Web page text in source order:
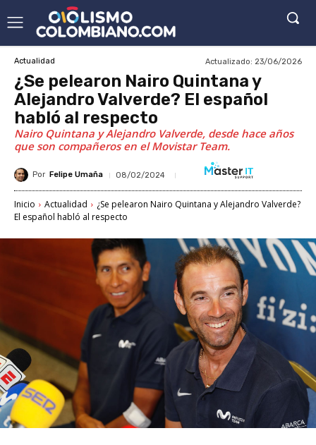
Actualidad Actualizado: 23/06/2026
¿Se pelearon Nairo Quintana y
Alejandro Valverde? El español
habló al respecto
Nairo Quintana y Alejandro Valverde, desde hace años
que son compañeros en el Movistar Team.
Por Felipe Umaña 08/02/2024
Inicio Actualidad
¿Se pelearon Nairo Quintana y Alejandro Valverde?
El español habló al respecto